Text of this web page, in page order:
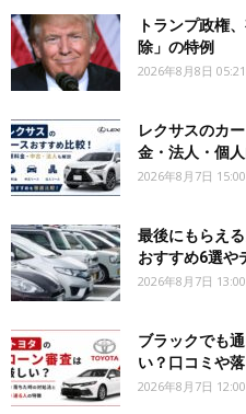
トランプ政権
除」の特例
2026年8月8日 05:21
レクサスのカ
金・法人・個
2026年8月7日 15:00
最後にもらえ
おすすめ6選や
2026年8月7日 13:00
ブラックでも
い？口コミや
2026年8月7日 12:00